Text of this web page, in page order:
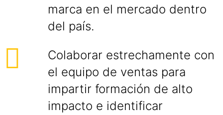
marca en el mercado dentro
del país.
Colaborar estrechamente con
el equipo de ventas para
impartir formación de alto
impacto e identificar